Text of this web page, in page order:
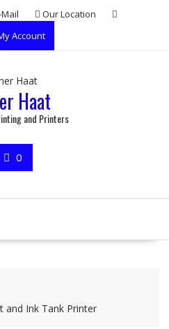
Mail
Our Location
Account
Haat
and Printers
0
and Ink Tank Printer